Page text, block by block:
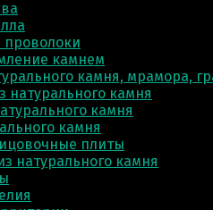
проволоки
камнем
камня, мрамора,
натурального камня
камня
камня
плиты
натурального камня